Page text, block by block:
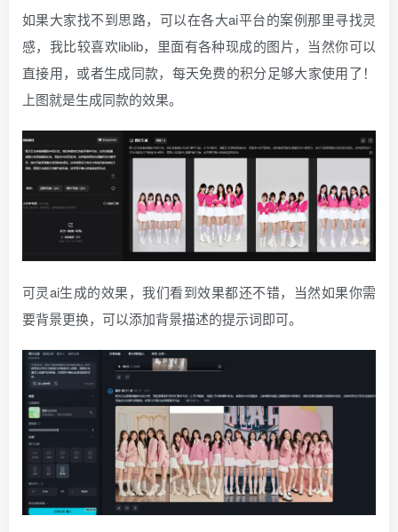
如果大家找不到思路，可以在各大ai平台的案例那里寻找灵
感，我比较喜欢liblib，里面有各种现成的图片，当然你可以
直接用，或者生成同款，每天免费的积分足够大家使用了！
上图就是生成同款的效果。
可灵ai生成的效果，我们看到效果都还不错，当然如果你需
要背景更换，可以添加背景描述的提示词即可。